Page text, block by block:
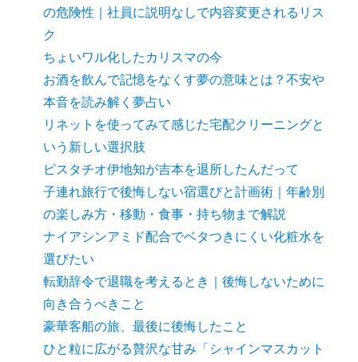
の危険性｜社員に説明なしで内容変更されるリス
ク
ちょいワル化したカリスマの今
お酒を飲んで記憶をなくす夢の意味とは？不安や
本音を読み解く夢占い
リネットを使ってみて感じた宅配クリーニングと
いう新しい選択肢
ピスタチオ伊地知が吉本を退所したんだって
子連れ旅行で後悔しない宿選びと計画術｜年齢別
の楽しみ方・移動・食事・持ち物まで解説
ナイアシンアミド配合でベタつきにくい化粧水を
選びたい
転勤辞令で退職を考えるとき｜後悔しないために
向き合うべきこと
豪華客船の旅、最後に後悔したこと
ひと粒に広がる贅沢な甘み「シャインマスカット